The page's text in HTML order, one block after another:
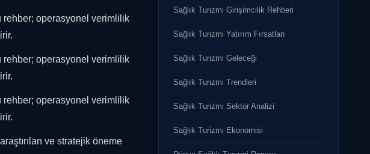
rehber; operasyonel verimlilik
rehber; operasyonel verimlilik
rehber; operasyonel verimlilik
ve stratejik öneme
Sağlık Turizmi Girişimcilik Rehberi
Sağlık Turizmi Yatırım Fırsatları
Sağlık Turizmi Geleceği
Sağlık Turizmi Trendleri
Sağlık Turizmi Sektör Analizi
Sağlık Turizmi Ekonomisi